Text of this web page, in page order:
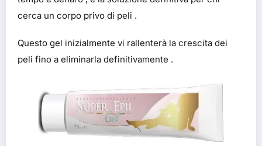
cerca un corpo privo di peli .
Questo gel inizialmente vi rallenterà la crescita dei
peli fino a eliminarla definitivamente .